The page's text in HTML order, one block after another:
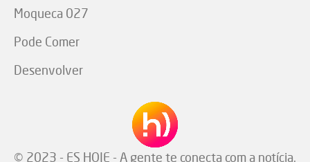
Moqueca 027
Pode Comer
Desenvolver
© 2023 - ES HOJE - A gente te conecta com a notícia.